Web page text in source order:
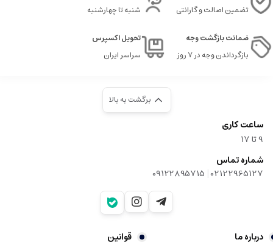
تضمین اصالت و گارانتی
شنبه تا چهارشنبه
ضمانت بازگشت وجه
بازگرداندن وجه در ۷ روز
تحویل اکسپرس
سراسر ایران
برگشت به بالا
ساعت کاری
9‌ تا ۱۷
شماره تماس
02122965127
|
09122895715
درباره ما قوانین